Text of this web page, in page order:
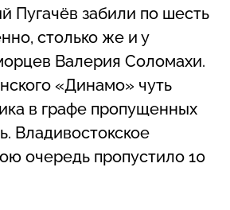
Пугачёв забили по шесть
столько же и у
Валерия Соломахи.
«Динамо» чуть
в графе пропущенных
Владивостокское
очередь пропустило 10